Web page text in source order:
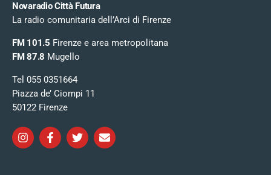
Novaradio Città Futura
La radio comunitaria dell’Arci di Firenze
FM 101.5 Firenze e area metropolitana
FM 87.8 Mugello
Tel 055 0351664
Piazza de’ Ciompi 11
50122 Firenze